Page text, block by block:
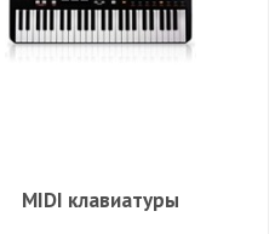
MIDI клавиатуры